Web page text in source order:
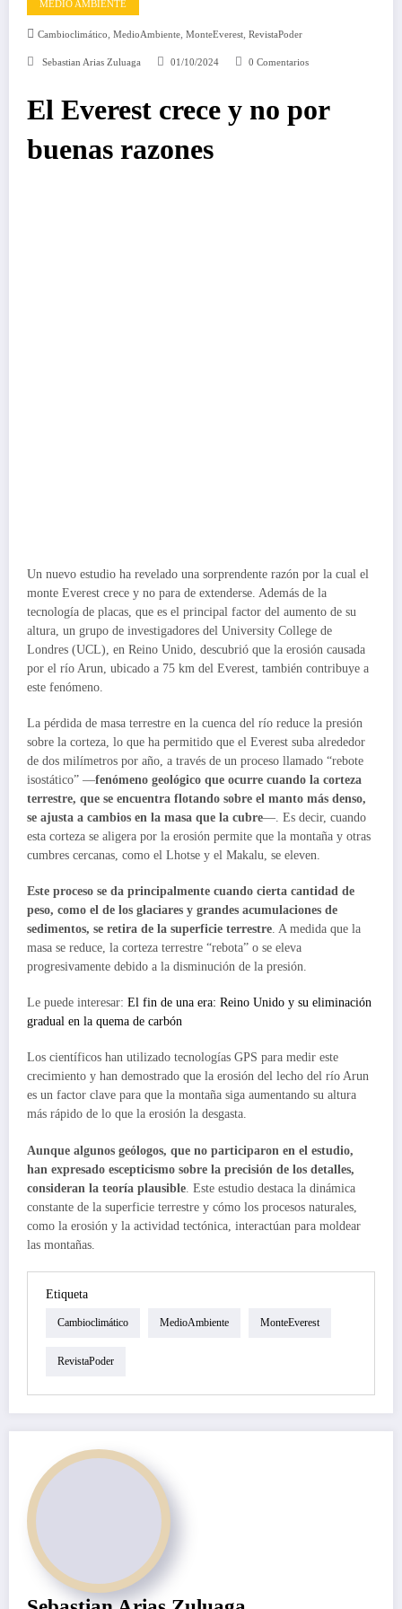
MEDIO AMBIENTE
Cambioclimático MedioAmbiente, MonteEverest, RevistaPoder
Sebastian Arias Zuluaga 01/10/2024 0 Comentarios
El Everest crece y no por
buenas razones
Un nuevo estudio ha revelado una sorprendente razón por la cual el
monte Everest crece y no para de extenderse. Además de la
tecnología de placas, que es el principal factor del aumento de su
altura, un grupo de investigadores del University College de
Londres (UCL), en Reino Unido, descubrió que la erosión causada
por el río Arun, ubicado a 75 km del Everest, también contribuye a
este fenómeno.
La pérdida de masa terrestre en la cuenca del río reduce la presión
sobre la corteza, lo que ha permitido que el Everest suba alrededor
de dos milímetros por año, a través de un proceso llamado “rebote
isostático” —fenómeno geológico que ocurre cuando la corteza
terrestre, que se encuentra flotando sobre el manto más denso,
se ajusta a cambios en la masa que la cubre—. Es decir, cuando
esta corteza se aligera por la erosión permite que la montaña y otras
cumbres cercanas, como el Lhotse y el Makalu, se eleven.
Este proceso se da principalmente cuando cierta cantidad de
peso, como el de los glaciares y grandes acumulaciones de
sedimentos, se retira de la superficie terrestre. A medida que la
masa se reduce, la corteza terrestre “rebota” o se eleva
progresivamente debido a la disminución de la presión.
Le puede interesar: El fin de una era: Reino Unido y su eliminación
gradual en la quema de carbón
Los científicos han utilizado tecnologías GPS para medir este
crecimiento y han demostrado que la erosión del lecho del río Arun
es un factor clave para que la montaña siga aumentando su altura
más rápido de lo que la erosión la desgasta.
Aunque algunos geólogos, que no participaron en el estudio,
han expresado escepticismo sobre la precisión de los detalles,
consideran la teoría plausible . Este estudio destaca la dinámica
constante de la superficie terrestre y cómo los procesos naturales,
como la erosión y la actividad tectónica, interactúan para moldear
las montañas.
Etiqueta
Cambioclimático MedioAmbiente MonteEverest
RevistaPoder